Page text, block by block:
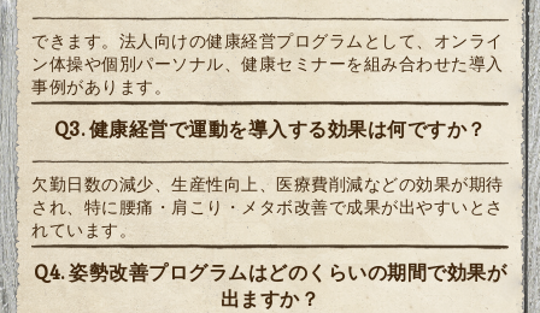
できます。法人向けの健康経営プログラムとして、オンライ
ン体操や個別パーソナル、健康セミナーを組み合わせた導入
事例があります。
Q3. 健康経営で運動を導入する効果は何ですか？
欠勤日数の減少、生産性向上、医療費削減などの効果が期待
され、特に腰痛・肩こり・メタボ改善で成果が出やすいとさ
れています。
Q4. 姿勢改善プログラムはどのくらいの期間で効果が
出ますか？